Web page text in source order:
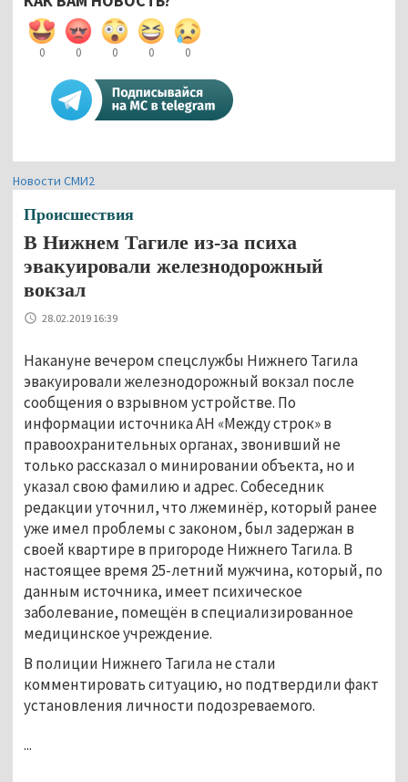
0 0 0 0 0
Новости СМИ2
Происшествия
В Нижнем Тагиле из-за психа
эвакуировали железнодорожный
вокзал
28.02.2019 16:39
Накануне вечером спецслужбы Нижнего Тагила
эвакуировали железнодорожный вокзал после
сообщения о взрывном устройстве. По
информации источника АН «Между строк» в
правоохранительных органах, звонивший не
только рассказал о минировании объекта, но и
указал свою фамилию и адрес. Собеседник
редакции уточнил, что лжеминёр, который ранее
уже имел проблемы с законом, был задержан в
своей квартире в пригороде Нижнего Тагила. В
настоящее время 25-летний мужчина, который, по
данным источника, имеет психическое
заболевание, помещён в специализированное
медицинское учреждение.
В полиции Нижнего Тагила не стали
комментировать ситуацию, но подтвердили факт
установления личности подозреваемого.
...